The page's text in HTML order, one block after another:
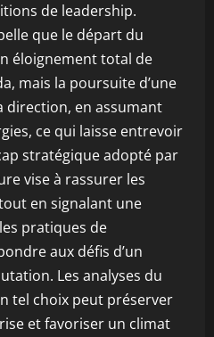
de leadership.
que le départ du
éloignement total de
mais la poursuite d’une
direction, en assumant
ce qui laisse entrevoir
stratégique adopté par
vise à rassurer les
en signalant une
pratiques de
aux défis d’un
Les analyses du
tel choix peut préserver
et favoriser un climat